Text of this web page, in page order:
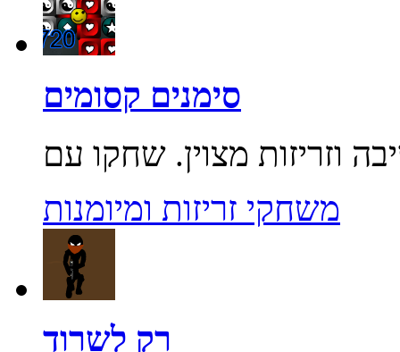
סימנים קסומים
משחקי זריזות ומיומנות
רק לשרוד